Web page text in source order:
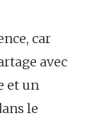
car
avec
et un
le